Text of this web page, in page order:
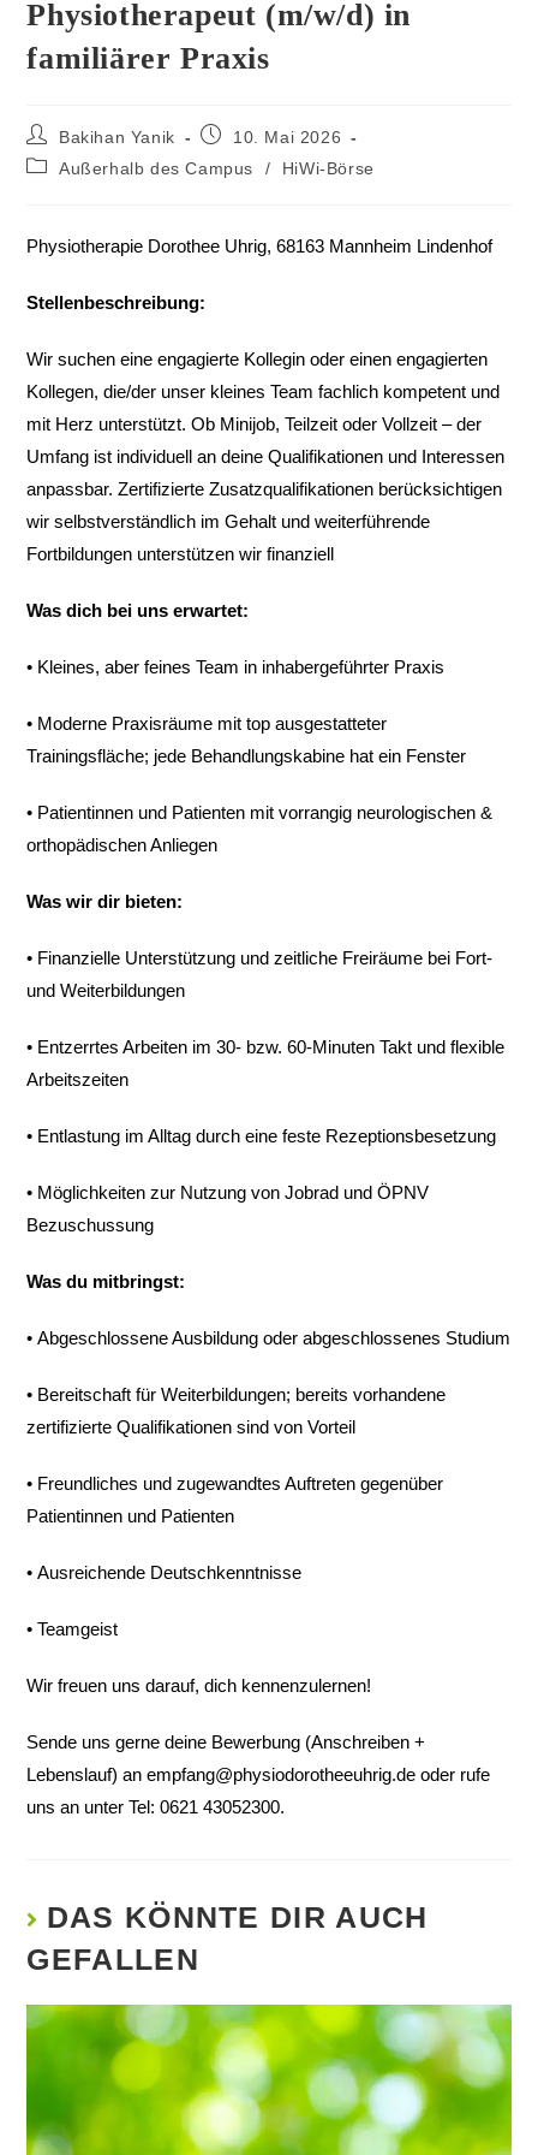
Physiotherapeut (m/w/d) in
familiärer Praxis
Bakihan Yanik
10. Mai 2026
Außerhalb des Campus
/ HiWi-Börse
Physiotherapie Dorothee Uhrig, 68163 Mannheim Lindenhof
Stellenbeschreibung:
Wir suchen eine engagierte Kollegin oder einen engagierten
Kollegen, die/der unser kleines Team fachlich kompetent und
mit Herz unterstützt. Ob Minijob, Teilzeit oder Vollzeit – der
Umfang ist individuell an deine Qualifikationen und Interessen
anpassbar. Zertifizierte Zusatzqualifikationen berücksichtigen
wir selbstverständlich im Gehalt und weiterführende
Fortbildungen unterstützen wir finanziell
Was dich bei uns erwartet:
• Kleines, aber feines Team in inhabergeführter Praxis
• Moderne Praxisräume mit top ausgestatteter
Trainingsfläche; jede Behandlungskabine hat ein Fenster
• Patientinnen und Patienten mit vorrangig neurologischen &
orthopädischen Anliegen
Was wir dir bieten:
• Finanzielle Unterstützung und zeitliche Freiräume bei Fort-
und Weiterbildungen
• Entzerrtes Arbeiten im 30- bzw. 60-Minuten Takt und flexible
Arbeitszeiten
• Entlastung im Alltag durch eine feste Rezeptionsbesetzung
• Möglichkeiten zur Nutzung von Jobrad und ÖPNV
Bezuschussung
Was du mitbringst:
• Abgeschlossene Ausbildung oder abgeschlossenes Studium
• Bereitschaft für Weiterbildungen; bereits vorhandene
zertifizierte Qualifikationen sind von Vorteil
• Freundliches und zugewandtes Auftreten gegenüber
Patientinnen und Patienten
• Ausreichende Deutschkenntnisse
• Teamgeist
Wir freuen uns darauf, dich kennenzulernen!
Sende uns gerne deine Bewerbung (Anschreiben +
Lebenslauf) anempfang@physiodorotheeuhrig.de oder rufe
uns an unter Tel: 0621 43052300.
DAS KÖNNTE DIR AUCH
GEFALLEN